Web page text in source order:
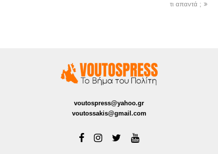
τι απαντά ;
voutospress@yahoo.gr
voutossakis@gmail.com